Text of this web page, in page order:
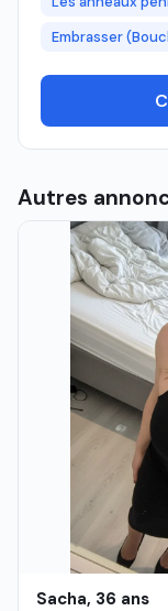
Embrasser
Autres
Sacha, 36 ans